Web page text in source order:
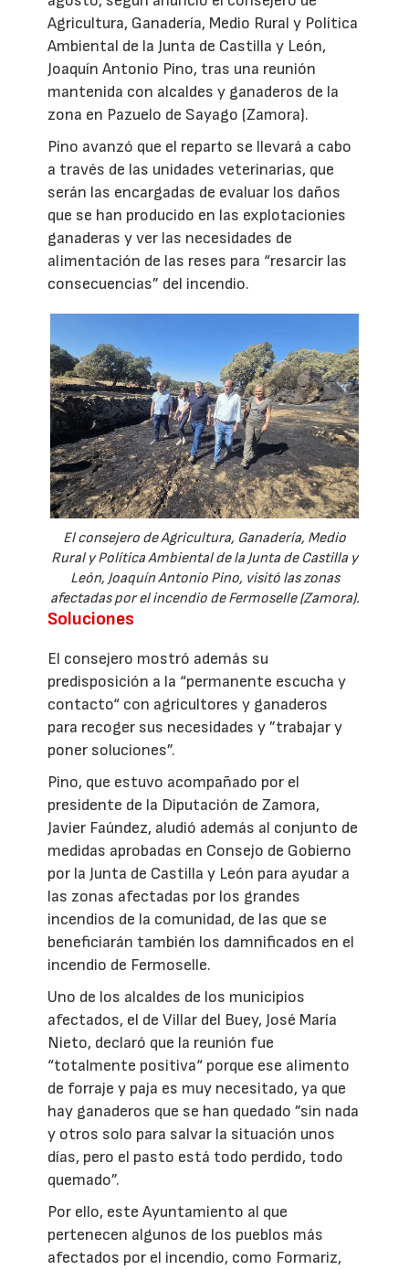
Agricultura, Ganadería, Medio Rural y Política
Ambiental de la Junta de Castilla y León,
Joaquín Antonio Pino, tras una reunión
mantenida con alcaldes y ganaderos de la
zona en Pazuelo de Sayago (Zamora).
Pino avanzó que el reparto se llevará a cabo
a través de las unidades veterinarias, que
serán las encargadas de evaluar los daños
que se han producido en las explotacionies
ganaderas y ver las necesidades de
alimentación de las reses para “resarcir las
consecuencias” del incendio.
El consejero de Agricultura, Ganadería, Medio
Rural y Política Ambiental de la Junta de Castilla y
León, Joaquín Antonio Pino, visitó las zonas
afectadas por el incendio de Fermoselle (Zamora).
Soluciones
El consejero mostró además su
predisposición a la “permanente escucha y
contacto“ con agricultores y ganaderos
para recoger sus necesidades y ”trabajar y
poner soluciones”.
Pino, que estuvo acompañado por el
presidente de la Diputación de Zamora,
Javier Faúndez, aludió además al conjunto de
medidas aprobadas en Consejo de Gobierno
por la Junta de Castilla y León para ayudar a
las zonas afectadas por los grandes
incendios de la comunidad, de las que se
beneficiarán también los damnificados en el
incendio de Fermoselle.
Uno de los alcaldes de los municipios
afectados, el de Villar del Buey, José María
Nieto, declaró que la reunión fue
“totalmente positiva“ porque ese alimento
de forraje y paja es muy necesitado, ya que
hay ganaderos que se han quedado ”sin nada
y otros solo para salvar la situación unos
días, pero el pasto está todo perdido, todo
quemado”.
Por ello, este Ayuntamiento al que
pertenecen algunos de los pueblos más
afectados por el incendio, como Formariz,